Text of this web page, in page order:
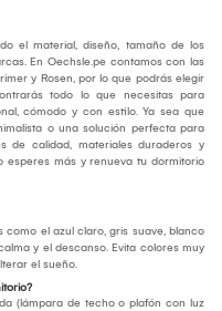
el material, diseño, tamaño de los
En Oechsle.pe contamos con las
y Rosen, por lo que podrás elegir
todo lo que necesitas para
cómodo y con estilo. Ya sea que
o una solución perfecta para
de calidad, materiales duraderos y
esperes más y renueva tu dormitorio
como el azul claro, gris suave, blanco
y el descanso. Evita colores muy
el sueño.
(lámpara de techo o plafón con luz